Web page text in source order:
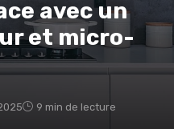
avec un
et micro-
9 min de lecture